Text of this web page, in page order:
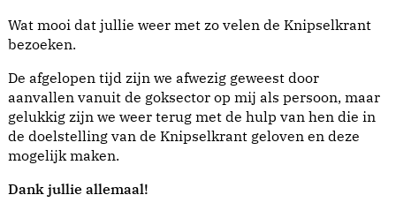
Wat mooi dat jullie weer met zo velen de Knipselkrant
bezoeken.
De afgelopen tijd zijn we afwezig geweest door
aanvallen vanuit de goksector op mij als persoon, maar
gelukkig zijn we weer terug met de hulp van hen die in
de doelstelling van de Knipselkrant geloven en deze
mogelijk maken.
Dank jullie allemaal!